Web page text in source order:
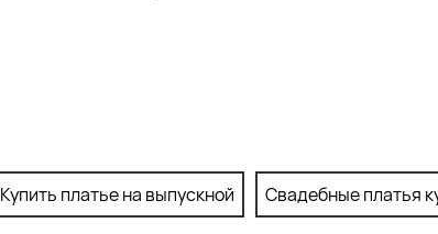
Купить платье на выпускной Свадебные платья